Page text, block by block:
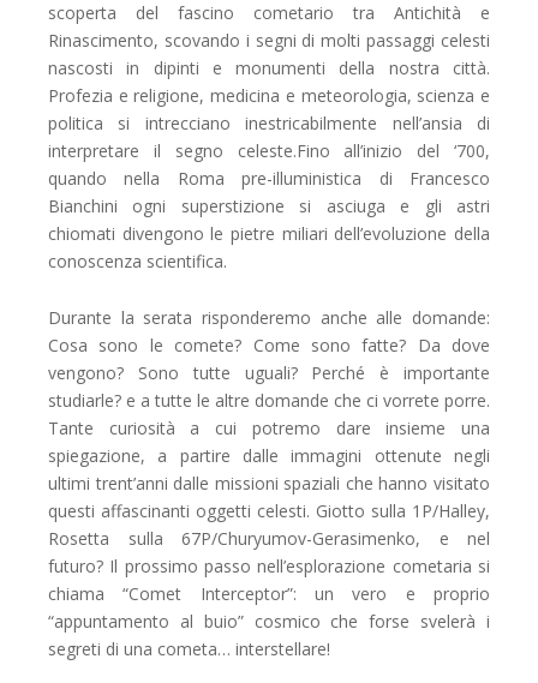
scoperta del fascino cometario tra Antichità e
Rinascimento, scovando i segni di molti passaggi celesti
nascosti in dipinti e monumenti della nostra città.
Profezia e religione, medicina e meteorologia, scienza e
politica si intrecciano inestricabilmente nell’ansia di
interpretare il segno celeste.Fino all’inizio del ‘700,
quando nella Roma pre-illuministica di Francesco
Bianchini ogni superstizione si asciuga e gli astri
chiomati divengono le pietre miliari dell’evoluzione della
conoscenza scientifica.
Durante la serata risponderemo anche alle domande:
Cosa sono le comete? Come sono fatte? Da dove
vengono? Sono tutte uguali? Perché è importante
studiarle? e a tutte le altre domande che ci vorrete porre.
Tante curiosità a cui potremo dare insieme una
spiegazione, a partire dalle immagini ottenute negli
ultimi trent’anni dalle missioni spaziali che hanno visitato
questi affascinanti oggetti celesti. Giotto sulla 1P/Halley,
Rosetta sulla 67P/Churyumov-Gerasimenko, e nel
futuro? Il prossimo passo nell’esplorazione cometaria si
chiama “Comet Interceptor”: un vero e proprio
“appuntamento al buio” cosmico che forse svelerà i
segreti di una cometa… interstellare!